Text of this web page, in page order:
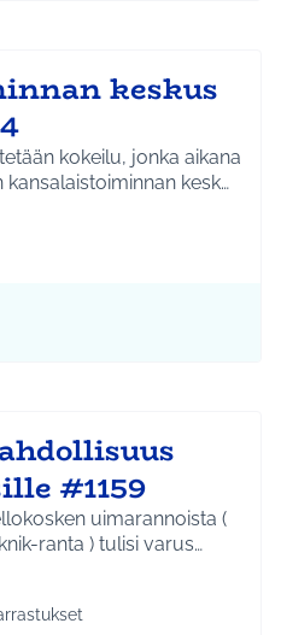
keskus
kokeilu, jonka aikana
kesk…
Jokela
mukaan: Ympäristö
#1159
uimarannoista (
ranta ) tulisi varus…
Kellokoski
mukaan: Liikunta ja